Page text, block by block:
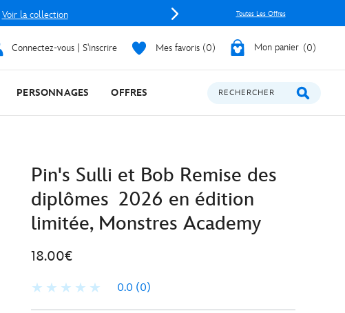
Voir la collection Toutes Les Offres
Connectez-vous | S'inscrire Mes favoris 0 Mon panier 0
PERSONNAGES OFFRES RECHERCHER
Pin's Sulli et Bob Remise des
diplômes 2026 en édition
limitée, Monstres Academy
18.00€
0.0 (0)